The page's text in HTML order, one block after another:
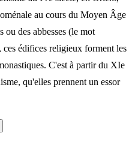
au cours du Moyen Âge
ou des abbesses (le mot
édifices religieux forment les
C'est à partir du XIe
qu'elles prennent un essor